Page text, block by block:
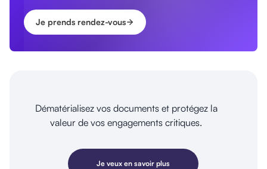
Je prends rendez-vous
Dématérialisez vos documents et protégez la
valeur de vos engagements critiques.
Je veux en savoir plus